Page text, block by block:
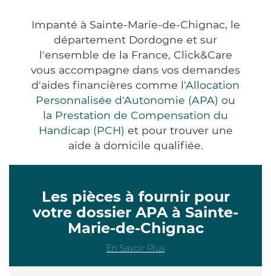
Impanté à Sainte-Marie-de-Chignac, le
département Dordogne et sur
l'ensemble de la France, Click&Care
vous accompagne dans vos demandes
d'aides financières comme l'Allocation
Personnalisée d'Autonomie (APA) ou
la Prestation de Compensation du
Handicap (PCH) et pour trouver une
aide à domicile qualifiée.
Les pièces à fournir pour
votre dossier APA à Sainte-
Marie-de-Chignac
En Savoir Plus